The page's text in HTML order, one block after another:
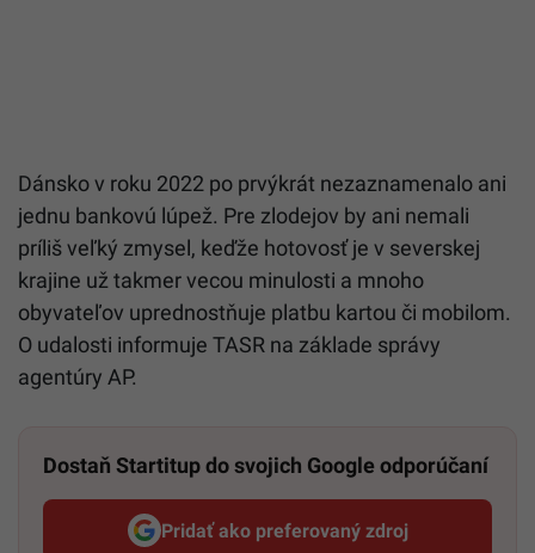
Dánsko v roku 2022 po prvýkrát nezaznamenalo ani
jednu bankovú lúpež. Pre zlodejov by ani nemali
príliš veľký zmysel, keďže hotovosť je v severskej
krajine už takmer vecou minulosti a mnoho
obyvateľov uprednostňuje platbu kartou či mobilom.
O udalosti informuje TASR na základe správy
agentúry AP.
Dostaň Startitup do svojich Google odporúčaní
Pridať ako preferovaný zdroj
Startitup, odkaz sa otvorí v